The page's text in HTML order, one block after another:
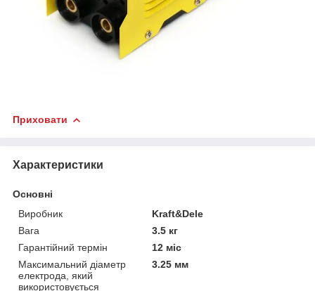
Приховати
Характеристики
Основні
Виробник
Kraft&Dele
Вага
3.5 кг
Гарантійний термін
12 міс
Максимальний діаметр
електрода, який
використовується
3.25 мм